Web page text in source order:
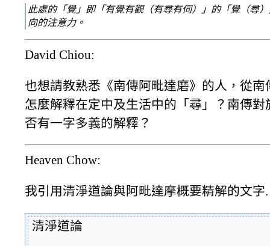
此處的「覺」即「有覺有觀（有尋有伺）」的「覺（尋
向的注意力。
David Chiou:
也想請教熟悉《南傳阿毗達磨》的人，從南
怎麼解釋在定中及生活中的「尋」？南傳對
否有一字多義的解釋？
Heaven Chow:
我引用清淨道論與阿毗達摩概要精解的文字.
清淨道論